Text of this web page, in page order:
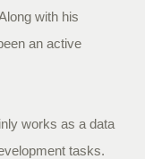
with his
an active
works as a data
tasks.